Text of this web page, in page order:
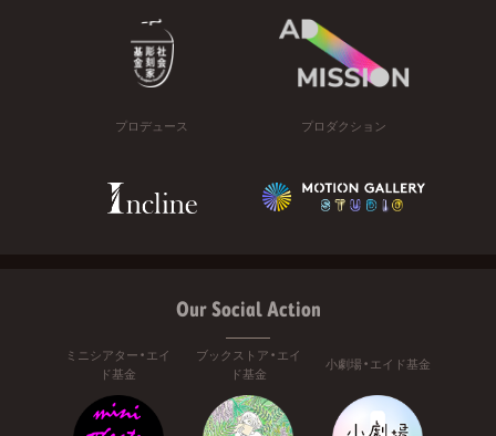
プロデュース プロダクション
Our Social Action
ミニシアター・エイ
ド基金
ブックストア・エイ
ド基金
小劇場・エイド基金